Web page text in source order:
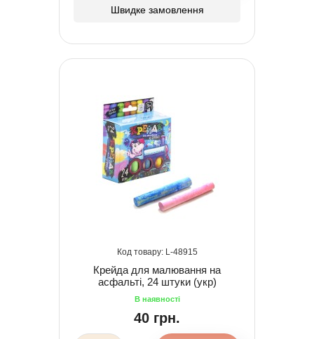
Швидке замовлення
48915
Крейда для малювання на
асфальті, 24 штуки (укр)
40 грн.